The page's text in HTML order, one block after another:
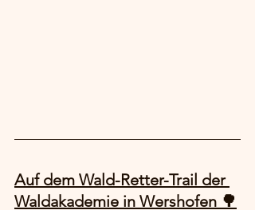
Auf dem Wald-Retter-Trail der
Waldakademie in Wershofen 🌳